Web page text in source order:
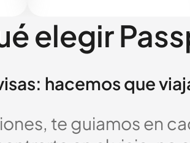
elegir
hacemos que
te guiamos en